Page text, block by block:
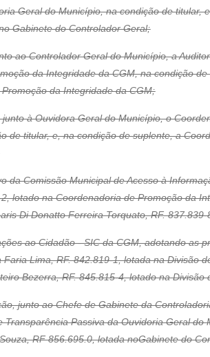
Geral do Município, na condição de
Gabinete do Controlador Geral;
ao Controlador Geral do Município, a
da Integridade da CGM, na condição
da Integridade da CGM;
à Ouvidora Geral do Município, o
de titular, e, na condição de suplente, a
da Comissão Municipal de Acesso à
lotado na Coordenadoria de Promoção da
Di Donatto Ferreira Torquato, RF.
ao Cidadão - SIC da CGM, adotando as
Lima, RF. 842.819-1, lotada na Divisão
Bezerra, RF. 845.815-4, lotado na Divisão
junto ao Chefe de Gabinete da
Transparência Passiva da Ouvidoria Geral
RF 856.695.0, lotada noGabinete do